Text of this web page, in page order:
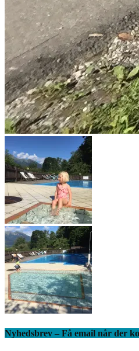
Nyhedsbrev – Få email når der